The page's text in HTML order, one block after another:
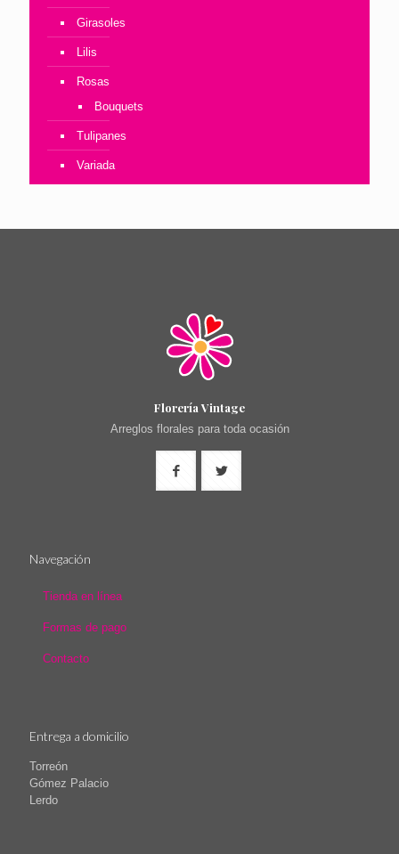
Girasoles
Lilis
Rosas
Bouquets
Tulipanes
Variada
Florería Vintage
Arreglos florales para toda ocasión
Navegación
Tienda en línea
Formas de pago
Contacto
Entrega a domicilio
Torreón
Gómez Palacio
Lerdo